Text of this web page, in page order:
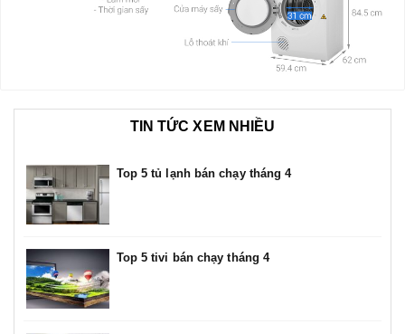
TIN TỨC XEM NHIỀU
Top 5 tủ lạnh bán chạy tháng 4
Top 5 tivi bán chạy tháng 4